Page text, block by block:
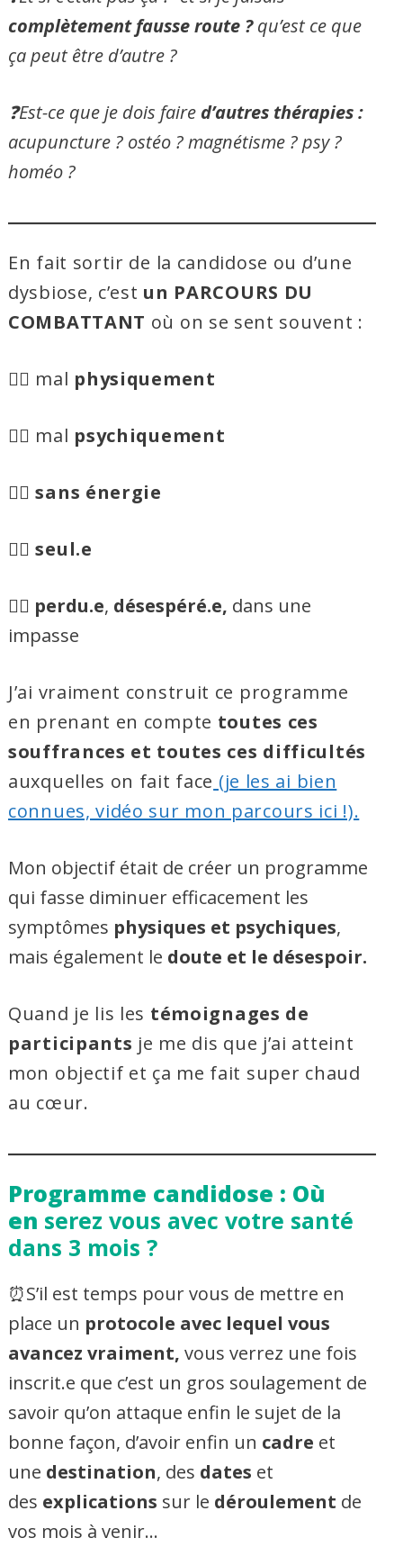
complètement fausse route ?qu’est ce que
ça peut être d’autre ?
❓Est-ce que je dois faire d’autres thérapies :
acupuncture ? ostéo ? magnétisme ? psy ?
homéo ?
En fait sortir de la candidose ou d’une
dysbiose, c’est un PARCOURS DU
COMBATTANT où on se sent souvent :
😵‍💫 mal physiquement
😵‍💫 mal psychiquement
😵‍💫 sans énergie
😵‍💫seul.e
😵‍💫 perdu.e, désespéré.e, dans une
impasse
J’ai vraiment construit ce programme
en prenant en compte toutes ces
souffrances et toutes ces difficultés
auxquelles on fait face (je les ai bien
connues, vidéo sur mon parcours ici !).
Mon objectif était de créer un programme
qui fasse diminuer efficacement les
symptômes physiques et psychiques,
mais également le doute et le désespoir.
Quand je lis les témoignages de
participants je me dis que j’ai atteint
mon objectif et ça me fait super chaud
au cœur.
Programme candidose : Où
en serez vous avec votre santé
dans 3 mois ?
⏰S’il est temps pour vous de mettre en
place un protocole avec lequel vous
avancez vraiment, vous verrez une fois
inscrit.e que c’est un gros soulagement de
savoir qu’on attaque enfin le sujet de la
bonne façon, d’avoir enfin un cadre et
une destination, des dates et
des explications sur le déroulement de
vos mois à venir…